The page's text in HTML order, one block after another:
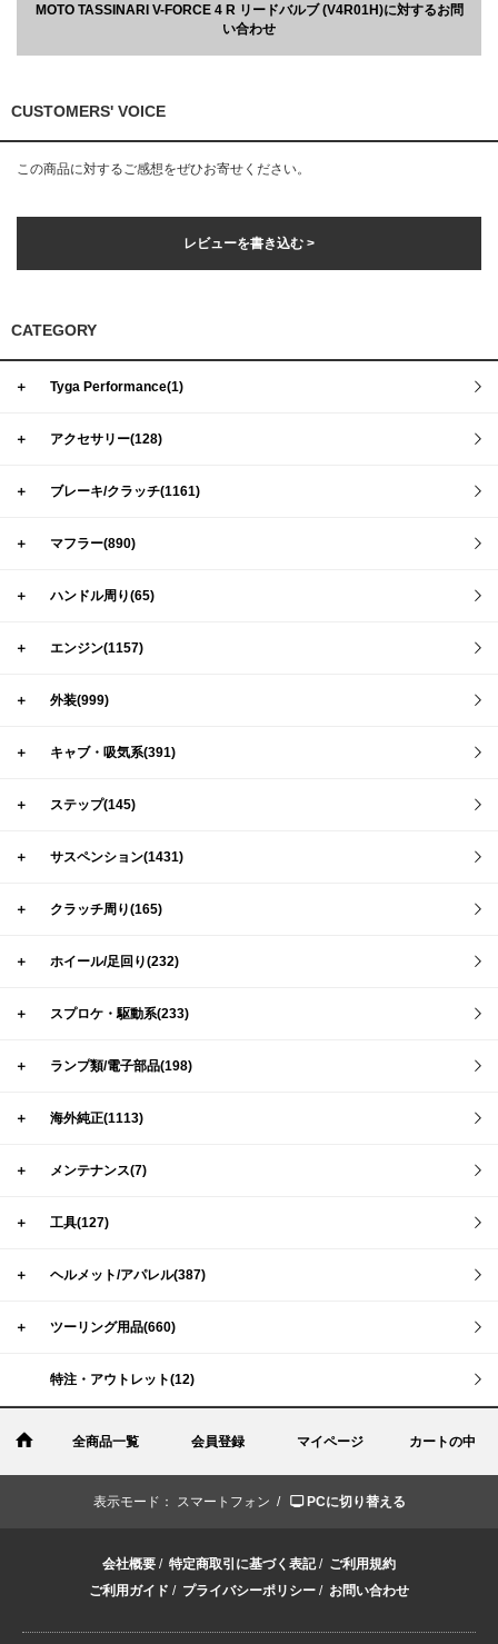
MOTO TASSINARI V-FORCE 4 R リードバルブ (V4R01H)に対するお問
い合わせ
CUSTOMERS' VOICE
この商品に対するご感想をぜひお寄せください。
レビューを書き込む >
CATEGORY
＋ Tyga Performance(1)
＋ アクセサリー(128)
＋ ブレーキ/クラッチ(1161)
＋ マフラー(890)
＋ ハンドル周り(65)
＋ エンジン(1157)
＋ 外装(999)
＋ キャブ・吸気系(391)
＋ ステップ(145)
＋ サスペンション(1431)
＋ クラッチ周り(165)
＋ ホイール/足回り(232)
＋ スプロケ・駆動系(233)
＋ ランプ類/電子部品(198)
＋ 海外純正(1113)
＋ メンテナンス(7)
＋ 工具(127)
＋ ヘルメット/アパレル(387)
＋ ツーリング用品(660)
特注・アウトレット(12)
全商品一覧 会員登録 マイページ カートの中
表示モード： スマートフォン / PCに切り替える
会社概要 / 特定商取引に基づく表記/ ご利用規約
ご利用ガイド / プライバシーポリシー / お問い合わせ